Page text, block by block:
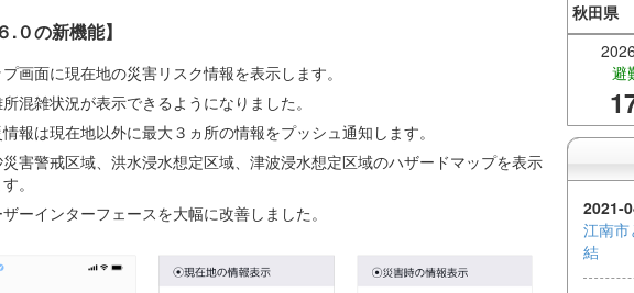
.０の新機能】
画面に現在地の災害リスク情報を表示します。
混雑状況が表示できるようになりました。
報は現在地以外に最大３ヵ所の情報をプッシュ通知します。
害警戒区域、洪水浸水想定区域、津波浸水想定区域のハザードマップを表示
。
ーインターフェースを大幅に改善しました。
秋田県
山形県
福島県
茨城県
栃木県
群馬県
埼玉県
避
2021-
江南
結